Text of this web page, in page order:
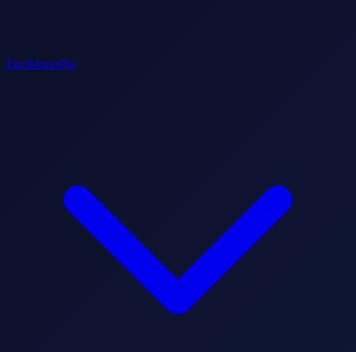
Enciklopedija